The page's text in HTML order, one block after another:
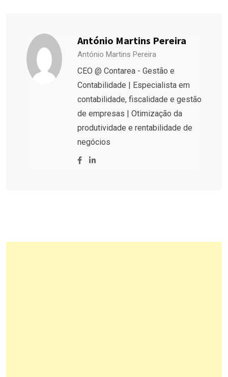
António Martins Pereira
António Martins Pereira
CEO @ Contarea - Gestão e
Contabilidade | Especialista em
contabilidade, fiscalidade e gestão
de empresas | Otimização da
produtividade e rentabilidade de
negócios